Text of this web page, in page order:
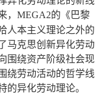
， MEGA2的《巴黎
人本主义理论之外的
马克思创新异化劳动
围绕资产阶级社会现
绕劳动活动的哲学线
的异化劳动理论。